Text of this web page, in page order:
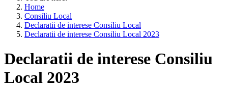
Home
Consiliu Local
Declaratii de interese Consiliu Local
Declaratii de interese Consiliu Local 2023
Declaratii de interese Consiliu
Local 2023